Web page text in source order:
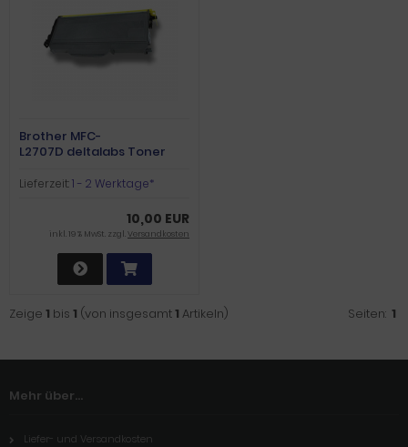
Brother MFC-
L2707D deltalabs Toner
Lieferzeit:1 - 2 Werktage*
10,00 EUR
inkl. 19 % MwSt. zzgl.Versandkosten
Zeige 1 bis 1 (von insgesamt1 Artikeln) Seiten: 1
Mehr über...
Liefer- und Versandkosten